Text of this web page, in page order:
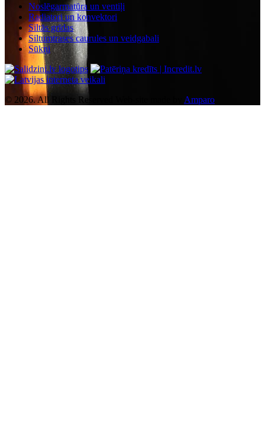
Noslēgarmatūra un ventiļi
Radiatori un konvektori
Siltās grīdas
Siltumtrases caurules un veidgabali
Sūkņi
© 2026. All Rights Reserved Amparo